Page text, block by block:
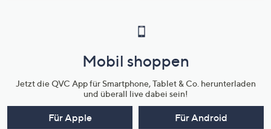
Mobil shoppen
Jetzt die QVC App für Smartphone, Tablet & Co. herunterladen
und überall live dabei sein!
Für Apple Für Android